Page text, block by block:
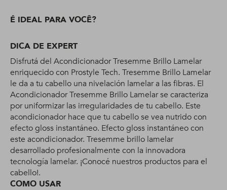
É IDEAL PARA VOCÊ?
DICA DE EXPERT
Disfrutá del Acondicionador Tresemme Brillo Lamelar
enriquecido con Prostyle Tech. Tresemme Brillo Lamelar
le da a tu cabello una nivelación lamelar a las fibras. El
Acondicionador Tresemme Brillo Lamelar se caracteriza
por uniformizar las irregularidades de tu cabello. Este
acondicionador hace que tu cabello se vea nutrido con
efecto gloss instantáneo. Efecto gloss instantáneo con
este acondicionador. Tresemme brillo lamelar
desarrollado profesionalmente con la innovadora
tecnología lamelar. ¡Conocé nuestros productos para el
cabello!.
COMO USAR